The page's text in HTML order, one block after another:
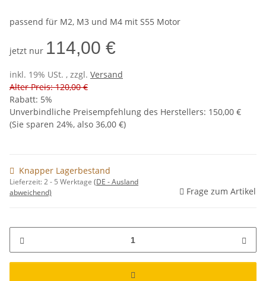
passend für M2, M3 und M4 mit S55 Motor
jetzt nur 114,00 €
inkl. 19% USt. , zzgl. Versand
Alter Preis: 120,00 €
Rabatt: 5%
Unverbindliche Preisempfehlung des Herstellers: 150,00 €
(Sie sparen 24%, also 36,00 €)
Knapper Lagerbestand
Lieferzeit:2 - 5 Werktage (DE - Ausland
abweichend)
Frage zum Artikel